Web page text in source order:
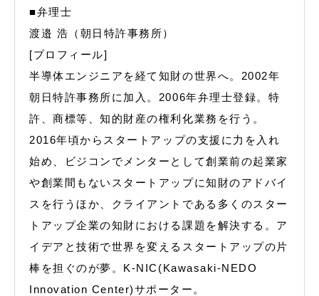
■弁理士
渡邉 浩（朝日特許事務所）
[プロフィール]
半導体エンジニアを経て知財の世界へ。2002年
朝日特許事務所に加入。2006年弁理士登録。特
許、商標等、知的財産の権利化業務を行う。
2016年頃からスタートアップの支援に力を入れ
始め、ビジコンでメンターとして創業前の起業家
や創業間もないスタートアップに知財のアドバイ
スを行うほか、クライアントである多くのスター
トアップ企業の知財における課題を解決する。ア
イデアと技術で世界を変えるスタートアップの片
棒を担ぐのが夢。K-NIC(Kawasaki-NEDO
Innovation Center)サポーター。